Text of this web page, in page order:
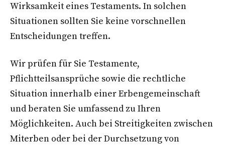
Wirksamkeit eines Testaments. In solchen
Situationen sollten Sie keine vorschnellen
Entscheidungen treffen.
Wir prüfen für Sie Testamente,
Pflichtteilsansprüche sowie die rechtliche
Situation innerhalb einer Erbengemeinschaft
und beraten Sie umfassend zu Ihren
Möglichkeiten. Auch bei Streitigkeiten zwischen
Miterben oder bei der Durchsetzung von